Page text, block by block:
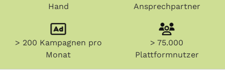
Hand
Ansprechpartner
> 200 Kampagnen pro
Monat
> 75.000
Plattformnutzer